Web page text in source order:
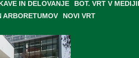
IN DELOVANJE
BOT. VRT V
ARBORETUMOV
NOVI VRT